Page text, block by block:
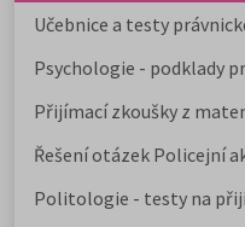
Učebnice a testy
Psychologie - podklady
Přijímací zkoušky z
Řešení otázek Policejní
Politologie - testy na